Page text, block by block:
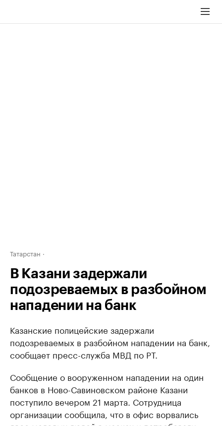
Татарстан
В Казани задержали
подозреваемых в разбойном
нападении на банк
Казанские полицейские задержали
подозреваемых в разбойном нападении на банк,
сообщает пресс-служба МВД по РТ.
Сообщение о вооруженном нападении на один
банков в Ново-Савиновском районе Казани
поступило вечером 21 марта. Сотрудница
организации сообщила, что в офис ворвались